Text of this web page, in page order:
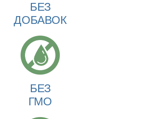
БЕЗ
ДОБАВОК
БЕЗ
ГМО